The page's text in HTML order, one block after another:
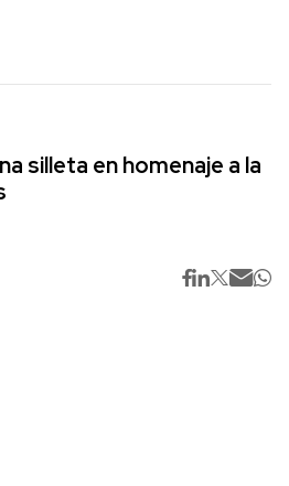
silleta en homenaje a la